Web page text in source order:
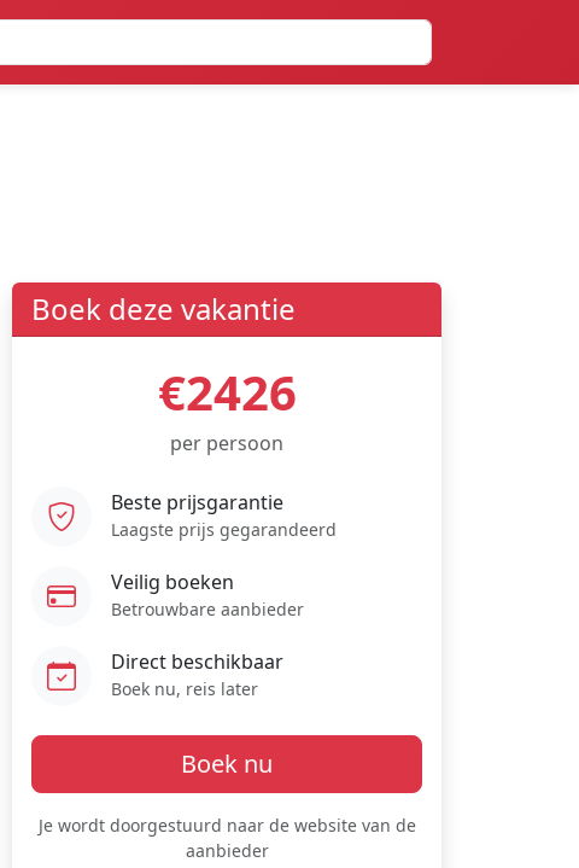
Boek deze vakantie
€2426
per persoon
Beste prijsgarantie
Laagste prijs gegarandeerd
Veilig boeken
Betrouwbare aanbieder
Direct beschikbaar
Boek nu, reis later
Boek nu
Je wordt doorgestuurd naar de website van de
aanbieder